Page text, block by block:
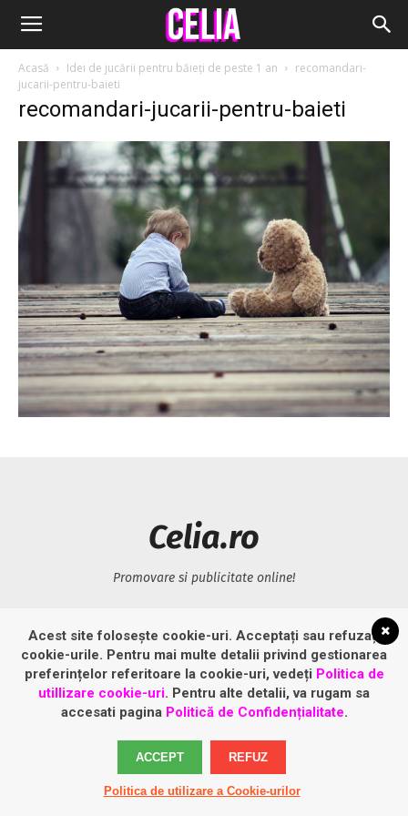
Acasă Idei de jucării pentru băieți de peste 1 an
recomandari-
jucarii-pentru-baieti
recomandari-jucarii-pentru-baieti
Celia.ro
Promovare si publicitate online!
LINK-URI UTILE
Politică privind fișierele cookies
Politică de confidențialitate
Acest site folosește cookie-uri. Acceptați sau refuzați
cookie-urile. Pentru mai multe detalii privind gestionarea
preferințelor referitoare la cookie-uri, vedeți Politica de
utillizare cookie-uri. Pentru alte detalii, va rugam sa
accesati pagina Politică de Confidențialitate.
ACCEPT REFUZ
Politica de utilizare a Cookie-urilor